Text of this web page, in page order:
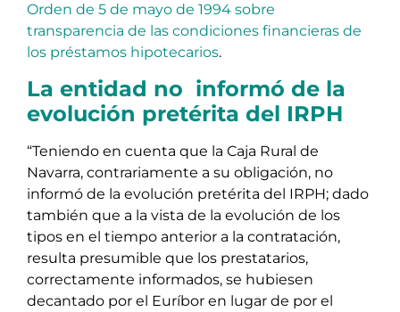
Orden de 5 de mayo de 1994 sobre
transparencia de las condiciones financieras de
los préstamos hipotecarios.
La entidad no informó de la
evolución pretérita del IRPH
“Teniendo en cuenta que la Caja Rural de
Navarra, contrariamente a su obligación, no
informó de la evolución pretérita del IRPH; dado
también que a la vista de la evolución de los
tipos en el tiempo anterior a la contratación,
resulta presumible que los prestatarios,
correctamente informados, se hubiesen
decantado por el Euríbor en lugar de por el